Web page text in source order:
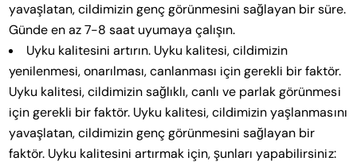
yavaşlatan, cildimizin genç görünmesini sağlayan bir süre.
Günde en az 7-8 saat uyumaya çalışın.
Uyku kalitesini artırın. Uyku kalitesi, cildimizin
yenilenmesi, onarılması, canlanması için gerekli bir faktör.
Uyku kalitesi, cildimizin sağlıklı, canlı ve parlak görünmesi
için gerekli bir faktör. Uyku kalitesi, cildimizin yaşlanmasını
yavaşlatan, cildimizin genç görünmesini sağlayan bir
faktör. Uyku kalitesini artırmak için, şunları yapabilirsiniz: